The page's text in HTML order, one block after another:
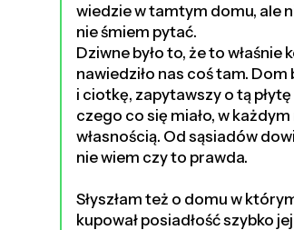
wiedzie w tamtym domu, ale
nie śmiem pytać.
Dziwne było to, że to właśnie
nawiedziło nas coś tam.
i ciotkę, zapytawszy o tą
czego co się miało, w każdym
własnością. Od sąsiadów
nie wiem czy to prawda.
Słyszłam też o domu w
kupował posiadłość szybko